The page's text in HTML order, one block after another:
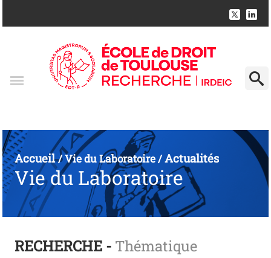
Accueil/Vie du Laboratoire/Actualités
Vie du Laboratoire
RECHERCHE - Thématique